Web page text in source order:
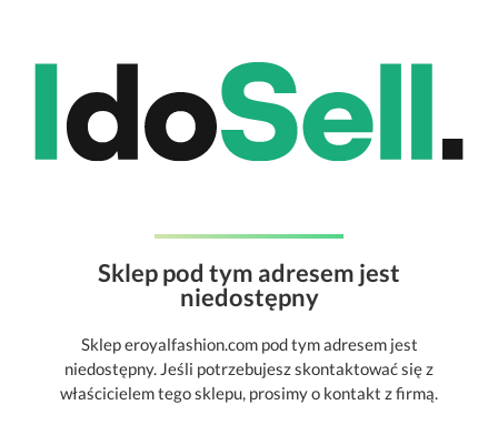
Sklep pod tym adresem jest
niedostępny
Sklep eroyalfashion.com pod tym adresem jest
niedostępny. Jeśli potrzebujesz skontaktować się z
właścicielem tego sklepu, prosimy o kontakt z firmą.